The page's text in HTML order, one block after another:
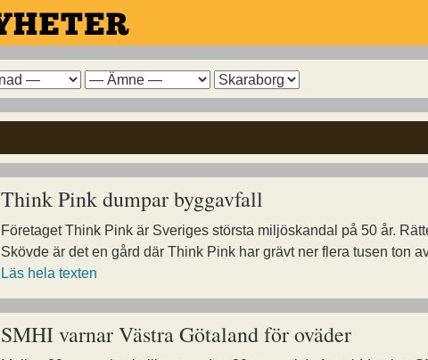
Arkiv
för
ämne
Arkiv
för
kommun
Think Pink dumpar byggavfall
Företaget Think Pink är Sveriges största miljöskandal på 50 år.
Skövde är det en gård där Think Pink har grävt ner flera tusen ton
Läs hela texten
SMHI varnar Västra Götaland för oväder